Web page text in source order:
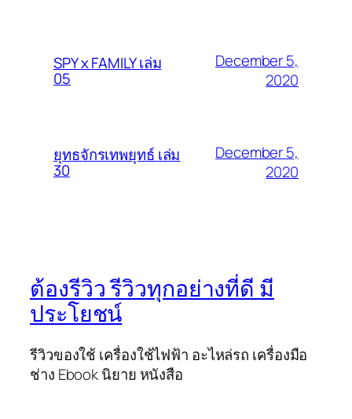
SPY x FAMILY เล่ม
05
December 5,
2020
ยุทธจักรเทพยุทธ์ เล่ม
30
December 5,
2020
ต้องรีวิว รีวิวทุกอย่างที่ดี มี
ประโยชน์
รีวิวของใช้ เครื่องใช้ไฟฟ้า อะไหล่รถ เครื่องมือ
ช่าง Ebook นิยาย หนังสือ